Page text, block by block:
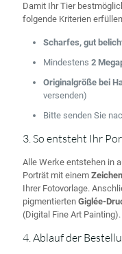
Damit Ihr Tier
folgende Kriterien
Scharfes, gut
Mindestens 2
Originalgröße bei
versenden)
Bitte senden Sie
3. So entsteht Ihr
Alle Werke entstehen in
Porträt mit einem
Ihrer Fotovorlage.
pigmentierten Giglée-
(Digital Fine Art Painting).
4. Ablauf der